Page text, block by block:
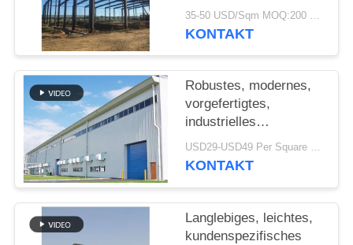
BLOG
SITEMAP
PRIVACY
POLICY
Zementwerken
35-50 USD/Sqm MOQ:200 sqm
KONTAKT
Robustes, modernes,
vorgefertigtes,
industrielles
Stahlkonstruktionslager
für die Fabrik
USD29-USD49 Per Square Meter MOQ:200 Quadratmeter
KONTAKT
Langlebiges, leichtes,
kundenspezifisches